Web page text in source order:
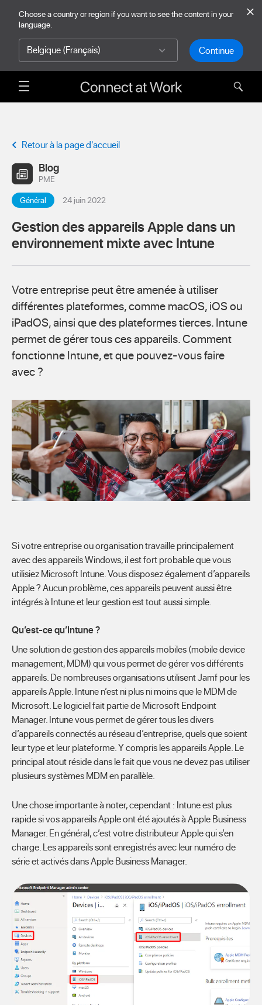
Choose a country or region if you want to see the content in your
language.
Continue
Retour à la page d'accueil
Blog
PME
Général 24 juin 2022
Gestion des appareils Apple dans un
environnement mixte avec Intune
Votre entreprise peut être amenée à utiliser
différentes plateformes, comme macOS, iOS ou
iPadOS, ainsi que des plateformes tierces. Intune
permet de gérer tous ces appareils. Comment
fonctionne Intune, et que pouvez-vous faire
avec ?
Si votre entreprise ou organisation travaille principalement
avec des appareils Windows, il est fort probable que vous
utilisiez Microsoft Intune. Vous disposez également d’appareils
Apple ? Aucun problème, ces appareils peuvent aussi être
intégrés à Intune et leur gestion est tout aussi simple.
Qu’est-ce qu’Intune ?
Une solution de gestion des appareils mobiles (mobile device
management, MDM) qui vous permet de gérer vos différents
appareils. De nombreuses organisations utilisent Jamf pour les
appareils Apple. Intune n’est ni plus ni moins que le MDM de
Microsoft. Le logiciel fait partie de Microsoft Endpoint
Manager. Intune vous permet de gérer tous les divers
d’appareils connectés au réseau d’entreprise, quels que soient
leur type et leur plateforme. Y compris les appareils Apple. Le
principal atout réside dans le fait que vous ne devez pas utiliser
plusieurs systèmes MDM en parallèle.
Une chose importante à noter, cependant : Intune est plus
rapide si vos appareils Apple ont été ajoutés à Apple Business
Manager. En général, c’est votre distributeur Apple qui s’en
charge. Les appareils sont enregistrés avec leur numéro de
série et activés dans Apple Business Manager.